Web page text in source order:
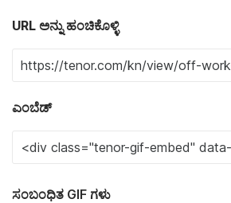
URL ಅನ್ನು ಹಂಚಿಕೊಳ್ಳಿ
ಎಂಬೆಡ್
ಸಂಬಂಧಿತ GIF ಗಳು